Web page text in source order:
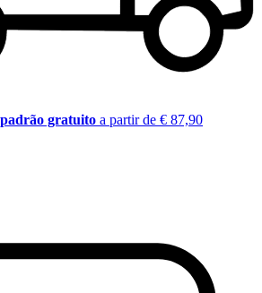
gratuito a partir de € 87,90